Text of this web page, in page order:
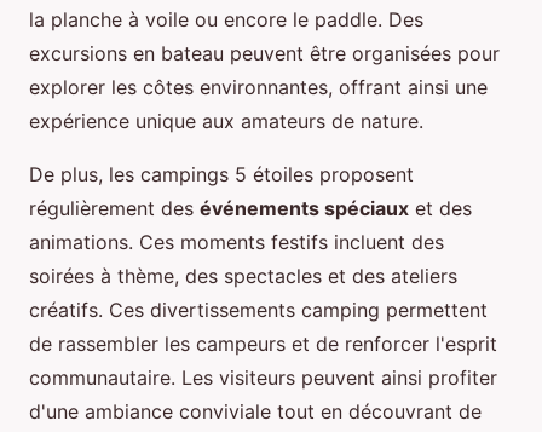
la planche à voile ou encore le paddle. Des
excursions en bateau peuvent être organisées pour
explorer les côtes environnantes, offrant ainsi une
expérience unique aux amateurs de nature.
De plus, les campings 5 étoiles proposent
régulièrement des événements spéciaux et des
animations. Ces moments festifs incluent des
soirées à thème, des spectacles et des ateliers
créatifs. Ces divertissements camping permettent
de rassembler les campeurs et de renforcer l'esprit
communautaire. Les visiteurs peuvent ainsi profiter
d'une ambiance conviviale tout en découvrant de